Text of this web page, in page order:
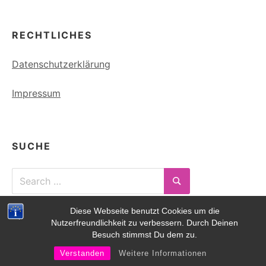
Diese Webseite benutzt Cookies um die
Nutzerfreundlichkeit zu verbessern. Durch Deinen
Besuch stimmst Du dem zu.
Verstanden Weitere Informationen
RECHTLICHES
Datenschutzerklärung
Impressum
SUCHE
Search
Search
ORGANISATIONEN